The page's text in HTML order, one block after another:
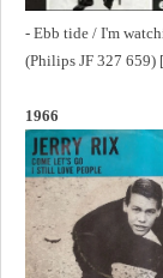
- Ebb tide / I'm
(Philips JF 327 659)
1966